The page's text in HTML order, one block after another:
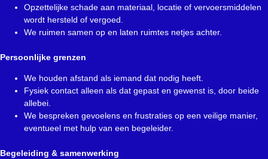
Opzettelijke schade aan materiaal, locatie of vervoersmiddelen
wordt hersteld of vergoed.
We ruimen samen op en laten ruimtes netjes achter.
Persoonlijke grenzen
We houden afstand als iemand dat nodig heeft.
Fysiek contact alleen als dat gepast en gewenst is, door beide
allebei.
We bespreken gevoelens en frustraties op een veilige manier,
eventueel met hulp van een begeleider.
Begeleiding & samenwerking